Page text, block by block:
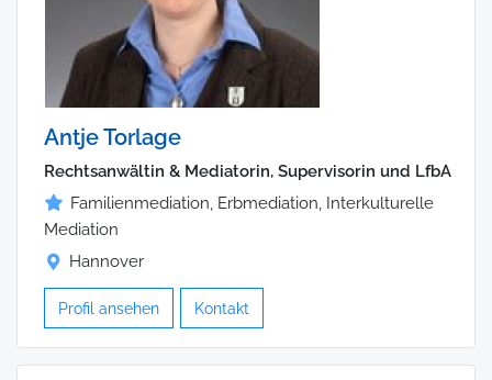
Antje Torlage
Rechtsanwältin & Mediatorin, Supervisorin und LfbA
Familienmediation, Erbmediation, Interkulturelle
Mediation
Hannover
Profil ansehen Kontakt